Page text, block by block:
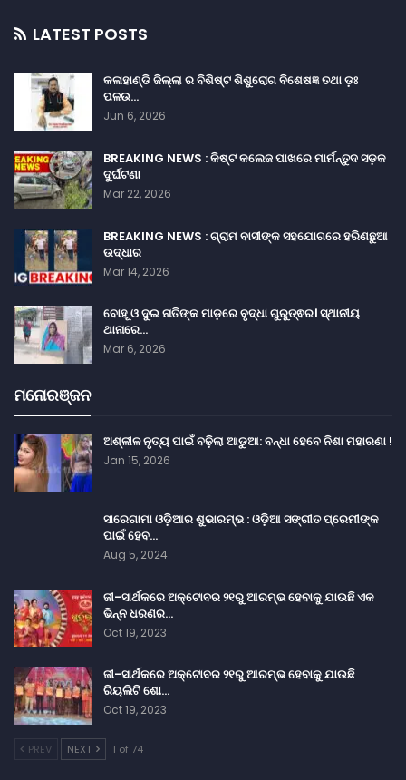
LATEST POSTS
କଳାହାଣ୍ଡି ଜିଲ୍ଲା ର ବିଶିଷ୍ଟ ଶିଶୁରୋଗ ବିଶେଷଜ୍ଞ ତଥା ଡ଼ଃ
ପଳଉ…
Jun 6, 2026
BREAKING NEWS : କିଷ୍ଟ କଲେଜ ପାଖରେ ମାର୍ମନ୍ତୁଦ ସଡ଼କ
ଦୁର୍ଘଟଣା
Mar 22, 2026
BREAKING NEWS : ଗ୍ରାମ ବାସୀଙ୍କ ସହଯୋଗରେ ହରିଣଛୁଆ
ଉଦ୍ଧାର
Mar 14, 2026
ବୋହୂ ଓ ଦୁଇ ନାତିଙ୍କ ମାଡ଼ରେ ବୃଦ୍ଧା ଗୁରୁତ୍ଵର। ସ୍ଥାନୀୟ
ଥାନାରେ…
Mar 6, 2026
ମନୋରଞ୍ଜନ
ଅଶ୍ଳୀଳ ନୃତ୍ୟ ପାଇଁ ବଢ଼ିଲା ଆଡୁଆ: ବନ୍ଧା ହେବେ ନିଶା ମହାରଣା !
Jan 15, 2026
ସାରେଗାମା ଓଡ଼ିଆର ଶୁଭାରମ୍ଭ : ଓଡ଼ିଆ ସଙ୍ଗୀତ ପ୍ରେମୀଙ୍କ
ପାଇଁ ହେବ…
Aug 5, 2024
ଜୀ-ସାର୍ଥକରେ ଅକ୍ଟୋବର ୨୧ରୁ ଆରମ୍ଭ ହେବାକୁ ଯାଉଛି ଏକ
ଭିନ୍ନ ଧରଣର…
Oct 19, 2023
ଜୀ-ସାର୍ଥକରେ ଅକ୍ଟୋବର ୨୧ରୁ ଆରମ୍ଭ ହେବାକୁ ଯାଉଛି
ରିୟଲିଟି ଶୋ…
Oct 19, 2023
PREV NEXT 1 of 74